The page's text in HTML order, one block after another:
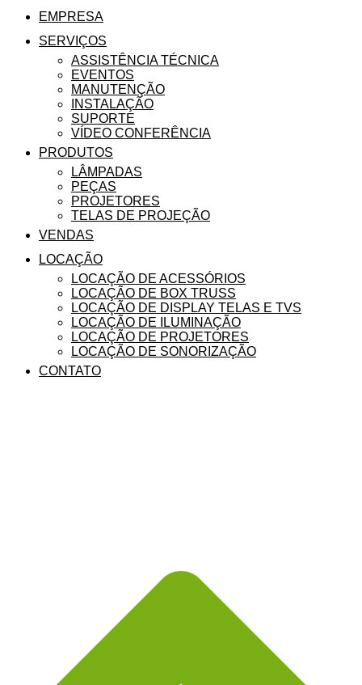
EMPRESA
SERVIÇOS
ASSISTÊNCIA TÉCNICA
EVENTOS
MANUTENÇÃO
INSTALAÇÃO
SUPORTE
VÍDEO CONFERÊNCIA
PRODUTOS
LÂMPADAS
PEÇAS
PROJETORES
TELAS DE PROJEÇÃO
VENDAS
LOCAÇÃO
LOCAÇÃO DE ACESSÓRIOS
LOCAÇÃO DE BOX TRUSS
LOCAÇÃO DE DISPLAY TELAS E TVS
LOCAÇÃO DE ILUMINAÇÃO
LOCAÇÃO DE PROJETORES
LOCAÇÃO DE SONORIZAÇÃO
CONTATO